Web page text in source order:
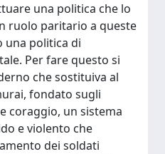
una politica che lo
ruolo paritario a queste
una politica di
Per fare questo si
che sostituiva al
fondato sugli
coraggio, un sistema
e violento che
dei soldati